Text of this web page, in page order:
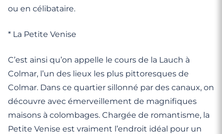
ou en célibataire.
* La Petite Venise
C’est ainsi qu’on appelle le cours de la Lauch à
Colmar, l’un des lieux les plus pittoresques de
Colmar. Dans ce quartier sillonné par des canaux, on
découvre avec émerveillement de magnifiques
maisons à colombages. Chargée de romantisme, la
Petite Venise est vraiment l’endroit idéal pour un